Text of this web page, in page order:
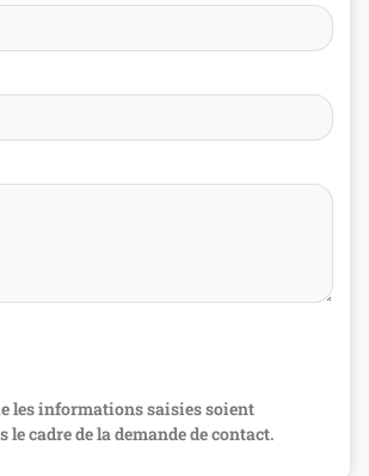
les informations saisies soient
le cadre de la demande de contact.